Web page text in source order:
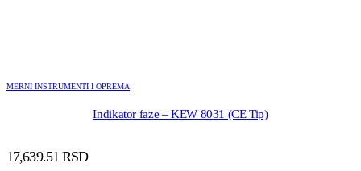
MERNI INSTRUMENTI I OPREMA
Indikator faze – KEW 8031 (CE Tip)
17,639.51 RSD